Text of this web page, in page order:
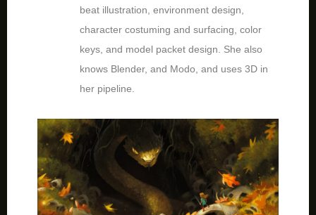
beat illustration, environment design,
character costuming and surfacing, color
keys, and model packet design. She also
knows Blender, and Modo, and uses 3D in
her pipeline.